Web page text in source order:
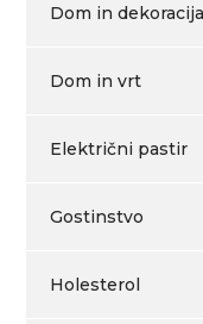
Dom in dekoracija
Dom in vrt
Električni pastir
Gostinstvo
Holesterol